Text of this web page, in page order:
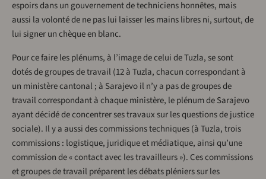
espoirs dans un gouvernement de techniciens honnêtes, mais
aussi la volonté de ne pas lui laisser les mains libres ni, surtout, de
lui signer un chèque en blanc.
Pour ce faire les plénums, à l’image de celui de Tuzla, se sont
dotés de groupes de travail (12 à Tuzla, chacun correspondant à
un ministère cantonal ; à Sarajevo il n’y a pas de groupes de
travail correspondant à chaque ministère, le plénum de Sarajevo
ayant décidé de concentrer ses travaux sur les questions de justice
sociale). Il y a aussi des commissions techniques (à Tuzla, trois
commissions : logistique, juridique et médiatique, ainsi qu’une
commission de « contact avec les travailleurs »). Ces commissions
et groupes de travail préparent les débats pléniers sur les